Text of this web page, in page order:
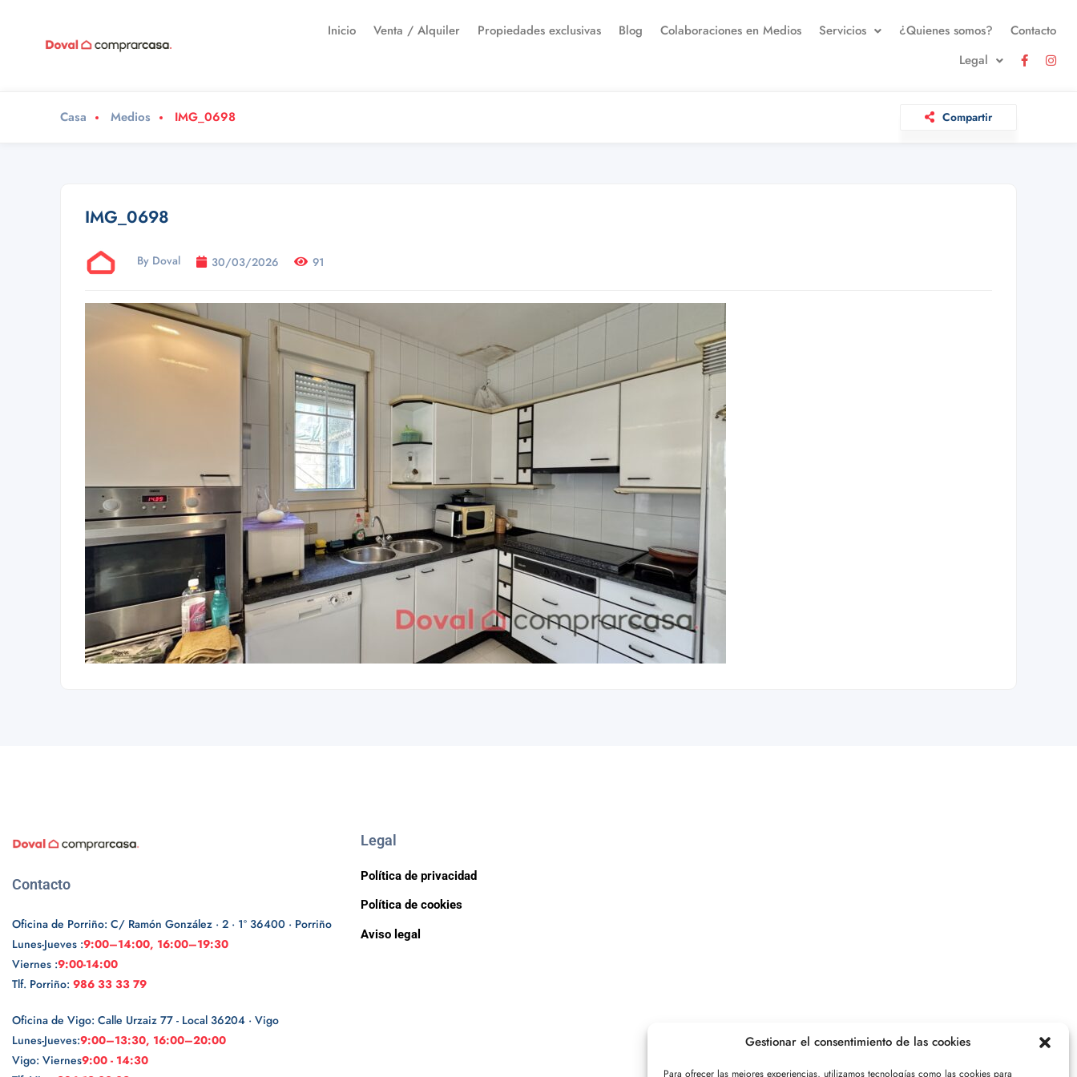
Gestionar el consentimiento de las cookies
Para ofrecer las mejores experiencias, utilizamos tecnologías como las cookies para
Inicio Venta / Alquiler Propiedades exclusivas Blog Colaboraciones en Medios Servicios ¿Quienes somos?
Contacto
Legal
Casa Medios IMG_0698 Compartir
IMG_0698
By Doval 30/03/2026 91
Contacto
Oficina de Porriño: C/ Ramón González · 2 · 1º 36400 · Porriño
Lunes-Jueves :9:00–14:00, 16:00–19:30
Viernes :9:00-14:00
Tlf. Porriño: 986 33 33 79
Oficina de Vigo: Calle Urzaiz 77 - Local 36204 · Vigo
Lunes-Jueves:9:00–13:30, 16:00–20:00
Vigo: Viernes9:00 - 14:30
Legal
Política de privacidad
Política de cookies
Aviso legal